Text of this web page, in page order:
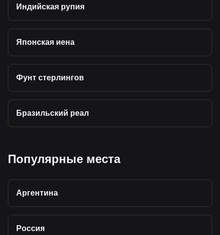
Индийская рупия
Японская иена
Фунт стерлингов
Бразильский реал
Популярные места
Аргентина
Россия